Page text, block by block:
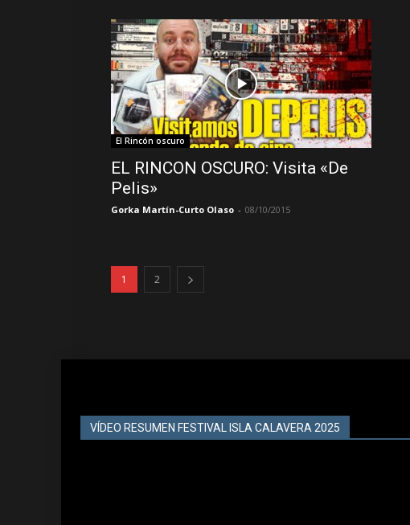
El Rincón oscuro
EL RINCON OSCURO: Visita «De
Pelis»
Gorka Martín-Curto Olaso - 08/10/2015
1 2
VÍDEO RESUMEN FESTIVAL ISLA CALAVERA 2025